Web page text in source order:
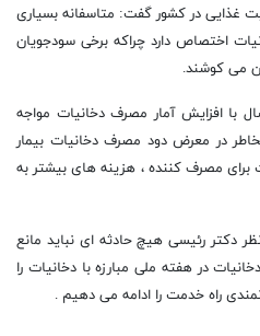
غذایی در کشور گفت: متاسفانه بسیاری
اختصاص دارد چراکه برخی سودجویان
می کوشند.
با افزایش آمار مصرف دخانیات مواجه
در معرض دود مصرف دخانیات بیمار
برای مصرف کننده ، هزینه های بیشتر به
دکتر رئیسی هیچ حادثه ای نباید مانع
در هفته ملی مبارزه با دخانیات را
راه خدمت را ادامه می دهیم .